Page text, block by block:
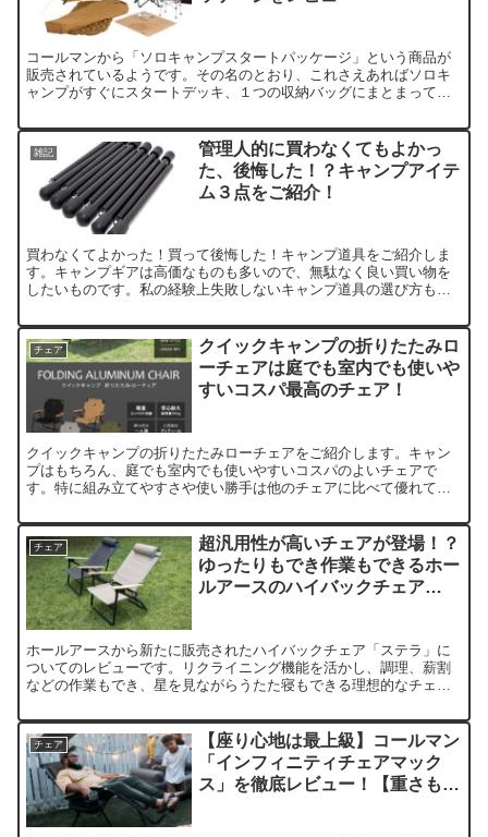
コールマンから「ソロキャンプスタートパッケージ」という商品が
販売されているようです。その名のとおり、これさえあればソロキ
ャンプがすぐにスタートデッキ、１つの収納バッグにまとまってい
します。
雑記
管理人的に買わなくてもよかっ
た、後悔した！？キャンプアイテ
ム３点をご紹介！
買わなくてよかった！買って後悔した！キャンプ道具をご紹介しま
す。キャンプギアは高価なものも多いので、無駄なく良い買い物を
したいものです。私の経験上失敗しないキャンプ道具の選び方も併
チェア
クイックキャンプの折りたたみロ
ーチェアは庭でも室内でも使いや
すいコスパ最高のチェア！
クイックキャンプの折りたたみローチェアをご紹介します。キャン
プはもちろん、庭でも室内でも使いやすいコスパのよいチェアで
す。特に組み立てやすさや使い勝手は他のチェアに比べて優れてい
チェア
超汎用性が高いチェアが登場！？
ゆったりもでき作業もできるホー
ルアースのハイバックチェア
ホールアースから新たに販売されたハイバックチェア「ステラ」に
ついてのレビューです。リクライニング機能を活かし、調理、薪割
などの作業もでき、星を見ながらうたた寝もできる理想的なチェア
チェア
【座り心地は最上級】コールマン
「インフィニティチェアマック
ス」を徹底レビュー！【重さも最